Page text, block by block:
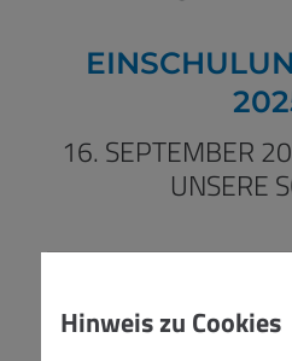
16. SEPTEMBER
UNSERE
Hinweis zu Cookies